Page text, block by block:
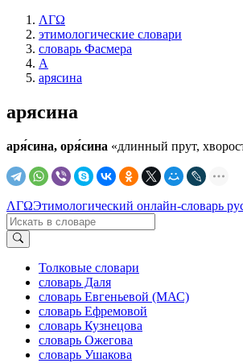
ΛΓΩ
этимологические словари
словарь Фасмера
А
арясина
арясина
аря́сина, оря́сина «длинный прут,
ΛΓΩЭтимологический онлайн-словарь
Толковые словари
словарь Даля
словарь Евгеньевой (МАС)
словарь Ефремовой
словарь Кузнецова
словарь Ожегова
словарь Ушакова